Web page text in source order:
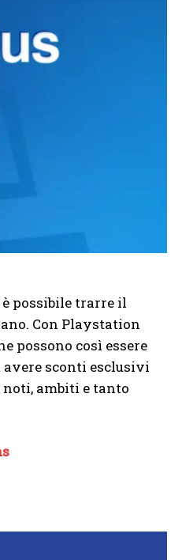
possibile trarre il
Con Playstation
possono così essere
avere sconti esclusivi
ambiti e tanto